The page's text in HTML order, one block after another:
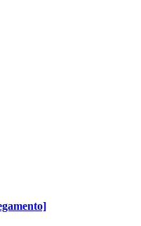
associados